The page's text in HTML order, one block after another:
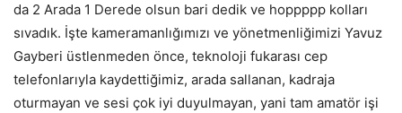
da 2 Arada 1 Derede olsun bari dedik ve hoppppp kolları
sıvadık. İşte kameramanlığımızı ve yönetmenliğimizi Yavuz
Gayberi üstlenmeden önce, teknoloji fukarası cep
telefonlarıyla kaydettiğimiz, arada sallanan, kadraja
oturmayan ve sesi çok iyi duyulmayan, yani tam amatör işi